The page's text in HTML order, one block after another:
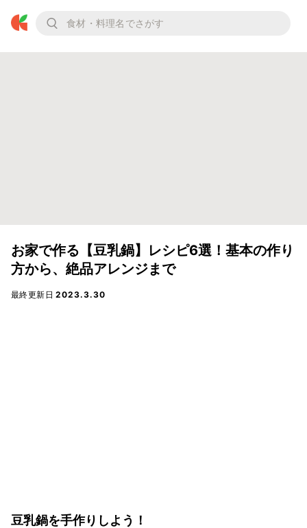
お家で作る【豆乳鍋】レシピ6選！基本の作り
方から、絶品アレンジまで
最終更新日2023.3.30
豆乳鍋を手作りしよう！